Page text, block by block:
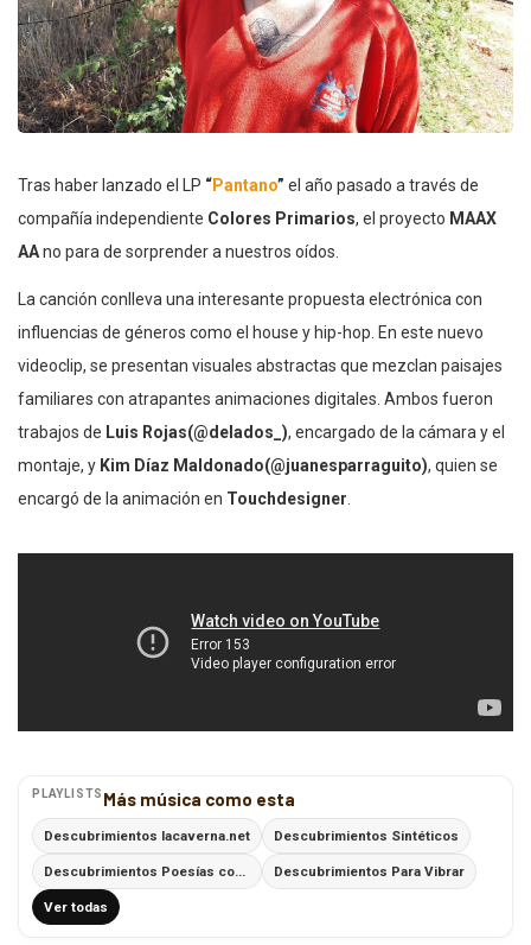
Tras haber lanzado el LP “Pantano” el año pasado a través de
compañía independiente Colores Primarios, el proyecto MAAX
AAno para de sorprender a nuestros oídos.
La canción conlleva una interesante propuesta electrónica con
influencias de géneros como el house y hip-hop. En este nuevo
videoclip, se presentan visuales abstractas que mezclan paisajes
familiares con atrapantes animaciones digitales. Ambos fueron
trabajos de Luis Rojas(@delados_), encargado de la cámara y el
montaje, y Kim Díaz Maldonado(@juanesparraguito), quien se
encargó de la animación en Touchdesigner
PLAYLISTS Más música como esta
Descubrimientos lacaverna.net Descubrimientos Sintéticos
Descubrimientos Para Vibrar
Ver todas